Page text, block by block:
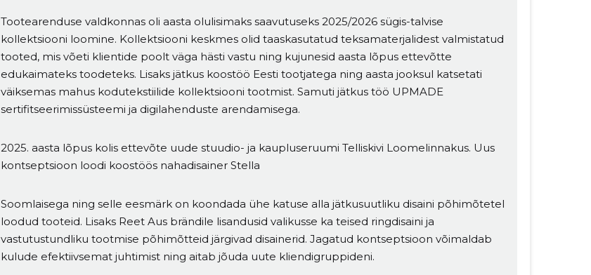
Tootearenduse valdkonnas oli aasta olulisimaks saavutuseks 2025/2026 sügis-talvise
kollektsiooni loomine. Kollektsiooni keskmes olid taaskasutatud teksamaterjalidest valmistatud
tooted, mis võeti klientide poolt väga hästi vastu ning kujunesid aasta lõpus ettevõtte
edukaimateks toodeteks. Lisaks jätkus koostöö Eesti tootjatega ning aasta jooksul katsetati
väiksemas mahus kodutekstiilide kollektsiooni tootmist. Samuti jätkus töö UPMADE
sertifitseerimissüsteemi ja digilahenduste arendamisega.
2025. aasta lõpus kolis ettevõte uude stuudio- ja kaupluseruumi Telliskivi Loomelinnakus. Uus
kontseptsioon loodi koostöös nahadisainer Stella
Soomlaisega ning selle eesmärk on koondada ühe katuse alla jätkusuutliku disaini põhimõtetel
loodud tooteid. Lisaks Reet Aus brändile lisandusid valikusse ka teised ringdisaini ja
vastutustundliku tootmise põhimõtteid järgivad disainerid. Jagatud kontseptsioon võimaldab
kulude efektiivsemat juhtimist ning aitab jõuda uute kliendigruppideni.